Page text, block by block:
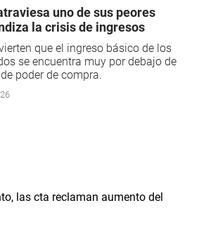
uno de sus peores
la crisis de ingresos
que el ingreso básico de los
se encuentra muy por debajo de
poder de compra.